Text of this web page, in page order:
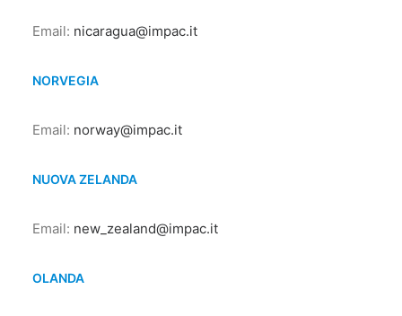
Email: nicaragua@impac.it
NORVEGIA
Email: norway@impac.it
NUOVA ZELANDA
Email: new_zealand@impac.it
OLANDA